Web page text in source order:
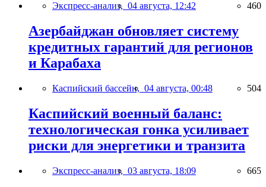
Экспресс-анализ, 04 августа, 12:42 460
Азербайджан обновляет систему
кредитных гарантий для регионов
и Карабаха
Каспийский бассейн, 04 августа, 00:48 504
Каспийский военный баланс:
технологическая гонка усиливает
риски для энергетики и транзита
Экспресс-анализ, 03 августа, 18:09 665